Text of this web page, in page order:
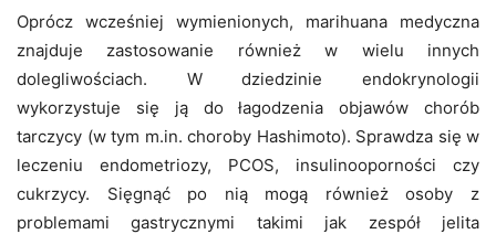
Oprócz wcześniej wymienionych, marihuana medyczna
znajduje zastosowanie również w wielu innych
dolegliwościach. W dziedzinie endokrynologii
wykorzystuje się ją do łagodzenia objawów chorób
tarczycy (w tym m.in. choroby Hashimoto). Sprawdza się w
leczeniu endometriozy, PCOS, insulinooporności czy
cukrzycy. Sięgnąć po nią mogą również osoby z
problemami gastrycznymi takimi jak zespół jelita